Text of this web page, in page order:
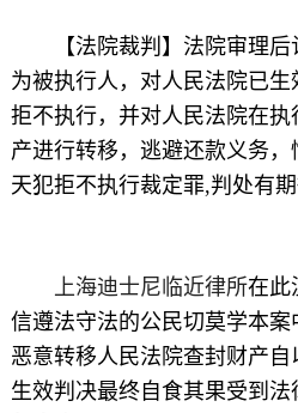
【法院裁判】法院审理后
为被执行人，对人民法院已
拒不执行，并对人民法院在
产进行转移，逃避还款义务
天犯拒不执行裁定罪,判处有期
上海迪士尼临近律所在此
信遵法守法的公民切莫学本案
恶意转移人民法院查封财产
生效判决最终自食其果受到法